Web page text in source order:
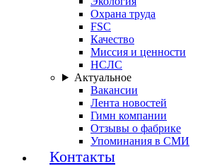
Охрана труда
FSC
Качество
Миссия и ценности
НСЛС
Актуальное
Вакансии
Лента новостей
Гимн компании
Отзывы о фабрике
Упоминания в СМИ
Контакты